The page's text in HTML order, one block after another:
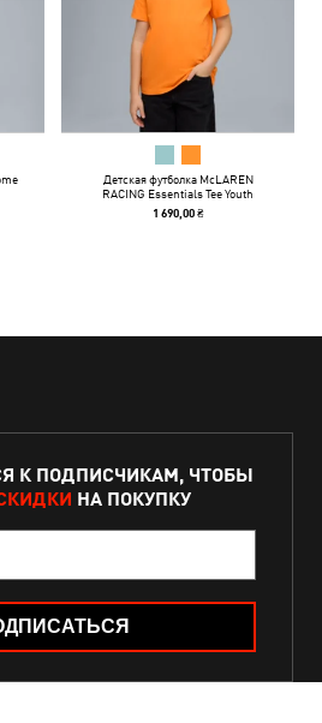
Детская футболка McLAREN
RACING Essentials Tee Youth
1 690,00 ₴
К ПОДПИСЧИКАМ, ЧТОБЫ
НА ПОКУПКУ